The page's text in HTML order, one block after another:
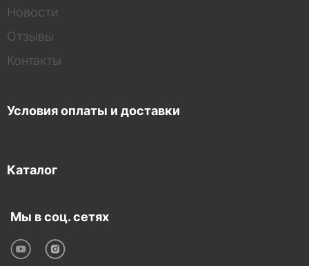
Новости
Отзывы
Контакты
Условия оплаты и доставки
Каталог
Мы в соц. сетях